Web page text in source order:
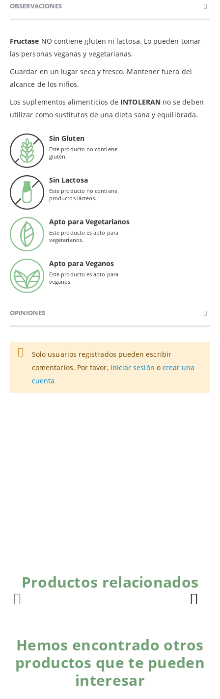
OBSERVACIONES
Fructase NO contiene gluten ni lactosa. Lo pueden tomar
las personas veganas y vegetarianas.
Guardar en un lugar seco y fresco. Mantener fuera del
alcance de los niños.
Los suplementos alimenticios de INTOLERANno se deben
utilizar como sustitutos de una dieta sana y equilibrada.
Sin Gluten
Este producto no contiene
gluten.
Sin Lactosa
Este producto no contiene
productos lácteos.
Apto para Vegetarianos
Este producto es apto para
vegetarianos.
Apto para Veganos
Este producto es apto para
veganos.
OPINIONES
Solo usuarios registrados pueden escribir
comentarios. Por favor, iniciar sesión o crear una
cuenta
Productos relacionados
Hemos encontrado otros
productos que te pueden
interesar